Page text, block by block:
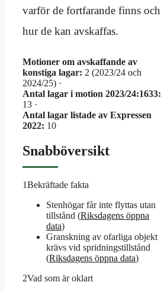
varför de fortfarande finns och
hur de kan avskaffas.
Motioner om avskaffande av
konstiga lagar: 2 (2023/24 och
2024/25) ·
Antal lagar i motion 2023/24:1633:
13 ·
Antal lagar listade av Expressen
2022: 10
Snabböversikt
1Bekräftade fakta
Stenhögar får inte flyttas utan
tillstånd (Riksdagens öppna
data)
Granskning av ofarliga objekt
krävs vid spridningstillstånd
(Riksdagens öppna data)
2Vad som är oklart